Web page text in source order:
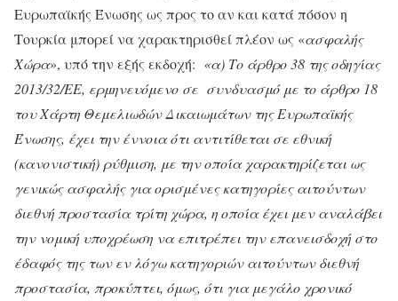
Ευρωπαϊκής Ένωσης ως προς το αν και κατά πόσον η
Τουρκία μπορεί να χαρακτηρισθεί πλέον ως «ασφαλής
Χώρα», υπό την εξής εκδοχή: «α) Το άρθρο 38 της οδηγίας
2013/32/ΕΕ, ερμηνευόμενο σε συνδυασμό με το άρθρο 18
του Χάρτη Θεμελιωδών Δικαιωμάτων της Ευρωπαϊκής
Ένωσης, έχει την έννοια ότι αντιτίθεται σε εθνική
(κανονιστική) ρύθμιση, με την οποία χαρακτηρίζεται ως
γενικώς ασφαλής για ορισμένες κατηγορίες αιτούντων
διεθνή προστασία τρίτη χώρα, η οποία έχει μεν αναλάβει
την νομική υποχρέωση να επιτρέπει την επανεισδοχή στο
έδαφός της των εν λόγω κατηγοριών αιτούντων διεθνή
προστασία, προκύπτει, όμως, ότι για μεγάλο χρονικό